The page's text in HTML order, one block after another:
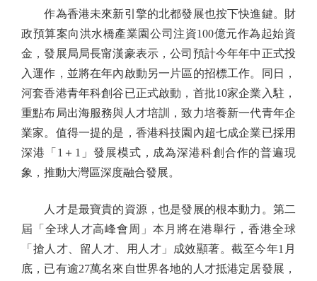
作為香港未來新引擎的北都發展也按下快進鍵。財
政預算案向洪水橋產業園公司注資100億元作為起始資
金，發展局局長甯漢豪表示，公司預計今年年中正式投
入運作，並將在年內啟動另一片區的招標工作。同日，
河套香港青年科創谷已正式啟動，首批10家企業入駐，
重點布局出海服務與人才培訓，致力培養新一代青年企
業家。值得一提的是，香港科技園內超七成企業已採用
深港「1＋1」發展模式，成為深港科創合作的普遍現
象，推動大灣區深度融合發展。
人才是最寶貴的資源，也是發展的根本動力。第二
屆「全球人才高峰會周」本月將在港舉行，香港全球
「搶人才、留人才、用人才」成效顯著。截至今年1月
底，已有逾27萬名來自世界各地的人才抵港定居發展，